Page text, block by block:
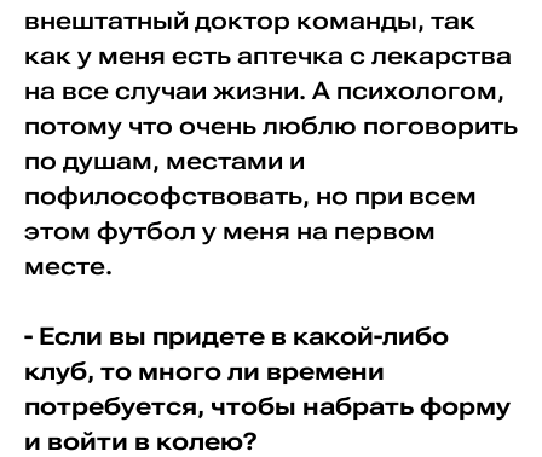
внештатный доктор команды, так
как у меня есть аптечка с лекарства
на все случаи жизни. А психологом,
потому что очень люблю поговорить
по душам, местами и
пофилософствовать, но при всем
этом футбол у меня на первом
месте.
- Если вы придете в какой-либо
клуб, то много ли времени
потребуется, чтобы набрать форму
и войти в колею?